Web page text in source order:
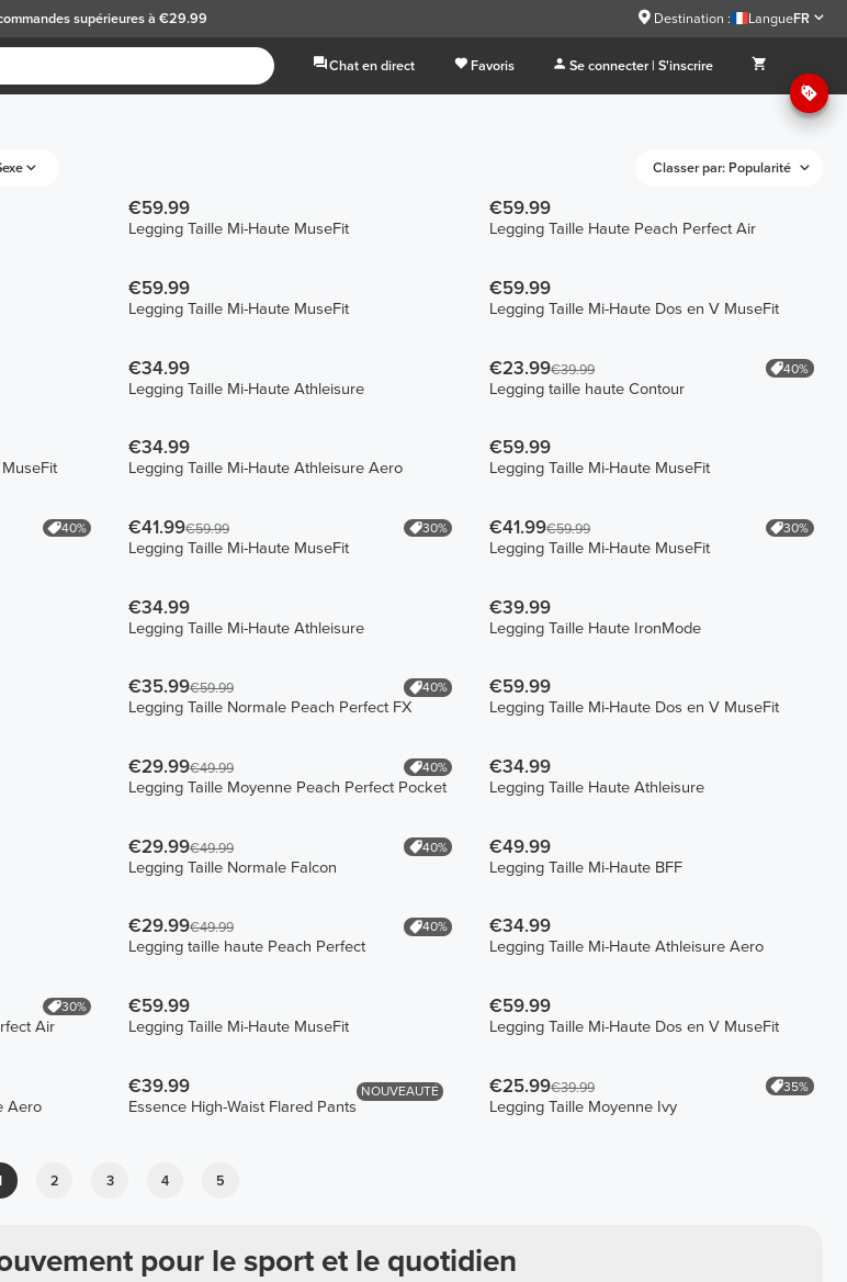
supérieures à €29.99 Destination : LangueFR
Chat en direct Favoris Se connecter | S'inscrire
Classer par: Popularité
€59.99
Legging Taille Mi-Haute MuseFit
€59.99
Legging Taille Haute Peach Perfect Air
€59.99
Legging Taille Mi-Haute MuseFit
€59.99
Legging Taille Mi-Haute Dos en V MuseFit
€34.99
Legging Taille Mi-Haute Athleisure
€23.99€39.99 40%
Legging taille haute Contour
€34.99
Legging Taille Mi-Haute Athleisure Aero
€59.99
Legging Taille Mi-Haute MuseFit
40% €41.99€59.99 30%
Legging Taille Mi-Haute MuseFit
€41.99€59.99 30%
Legging Taille Mi-Haute MuseFit
€34.99
Legging Taille Mi-Haute Athleisure
€39.99
Legging Taille Haute IronMode
€35.99€59.99 40%
Legging Taille Normale Peach Perfect FX
€59.99
Legging Taille Mi-Haute Dos en V MuseFit
€29.99€49.99 40%
Legging Taille Moyenne Peach Perfect Pocket
€34.99
Legging Taille Haute Athleisure
€29.99€49.99 40%
Legging Taille Normale Falcon
€49.99
Legging Taille Mi-Haute BFF
€29.99€49.99 40%
Legging taille haute Peach Perfect
€34.99
Legging Taille Mi-Haute Athleisure Aero
30%
Air
€59.99
Legging Taille Mi-Haute MuseFit
€59.99
Legging Taille Mi-Haute Dos en V MuseFit
Aero
NOUVEAUTÉ
€39.99
Essence High-Waist Flared Pants
€25.99€39.99 35%
Legging Taille Moyenne Ivy
2 3 4 5
pour le sport et le quotidien